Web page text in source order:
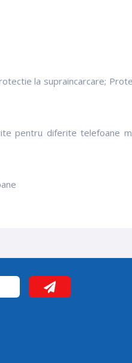
la supraincarcare;
pentru diferite telefoane